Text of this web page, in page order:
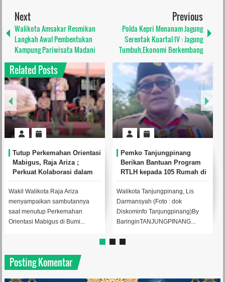
Next
Walikota Amsakar Resmikan
Langkah Awal Pembentukan
Kampung Pariwisata Madani
Previous
Polda Kepri Menanam Jagung
Serentak Kuartal IV : Jagung
Tumbuh,Ekonomi Berkembang
Related Posts
Tutup Perkemahan Orientasi
Mabigus, Raja Ariza ;
Perkuat Kolaborasi dalam
Mendukung Pendidikan
Karakter
Wakil Walikota Raja Ariza
menyampaikan sambutannya
saat menutup Perkemahan
Orientasi Mabigus di Bumi...
Pemko Tanjungpinang
Berikan Bantuan Program
RTLH kepada 105 Rumah di
Kelurahan Tanjung Unggat
Walikota Tanjungpinang, Lis
Darmansyah (Foto : dok
Diskominfo Tanjungpinang)By
BaringinTANJUNGPINANG...
Posting Komentar